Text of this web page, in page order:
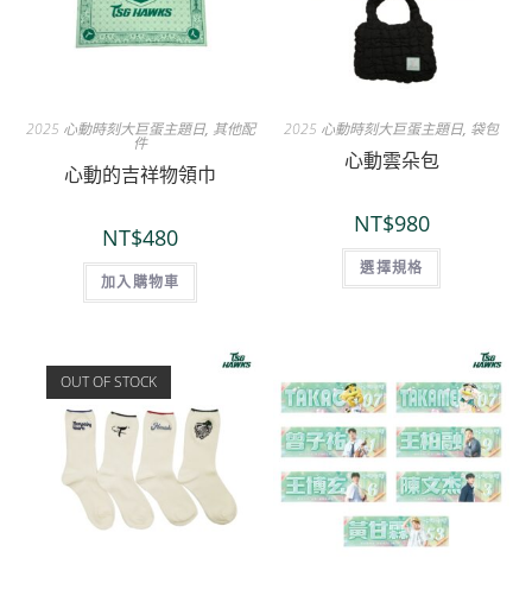
2025 心動時刻大巨蛋主題日, 其他配
件
心動的吉祥物領巾
NT$480
加入購物車
2025 心動時刻大巨蛋主題日, 袋包
心動雲朵包
NT$980
選擇規格
OUT OF STOCK